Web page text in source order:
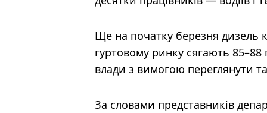
Ще на початку березня дизель
гуртовому ринку сягають
влади з вимогою переглянути
За словами представників